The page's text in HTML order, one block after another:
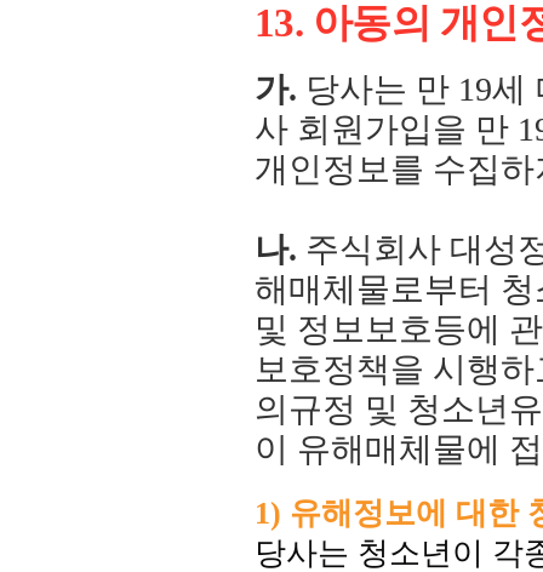
13. 아동의 개인
가. 당사는 만 19
사 회원가입을 만
개인정보를 수집
나. 주식회사 대성
해매체물로부터
및 정보보호등에
보호정책을 시행
의규정 및 청소년
이 유해매체물에
1) 유해정보에 대한
당사는 청소년이 각